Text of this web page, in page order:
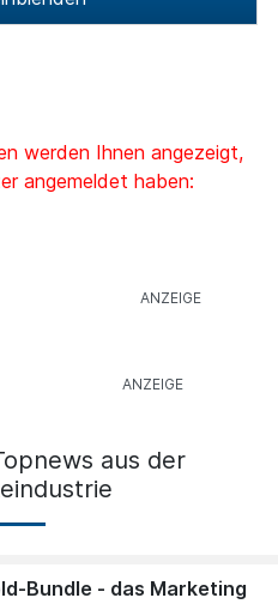
werden Ihnen angezeigt,
angemeldet haben:
aus der
Bundle - das Marketing